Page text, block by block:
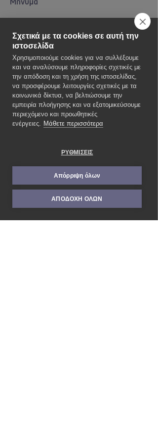
Αποστολή
Σχετικά με τα cookies σε αυτή την
ιστοσελίδα
Χρησιμοποιούμε cookies για να συλλέξουμε
και να αναλύσουμε πληροφορίες σχετικές με
την απόδοση και τη χρήση της ιστοσελίδας,
να προσφέρουμε λειτουργίες σχετικές με τα
κοινωνικά δίκτυα, να βελτιώσουμε την
εμπειρία πλοήγησης και να εξατομικεύσουμε
περιεχόμενο και προωθητικές
ενέργειες. Μάθετε περισσότερα
ΡΥΘΜΙΣΕΙΣ
Απόρριψη όλων
ΑΠΟΔΟΧΗ ΟΛΩΝ